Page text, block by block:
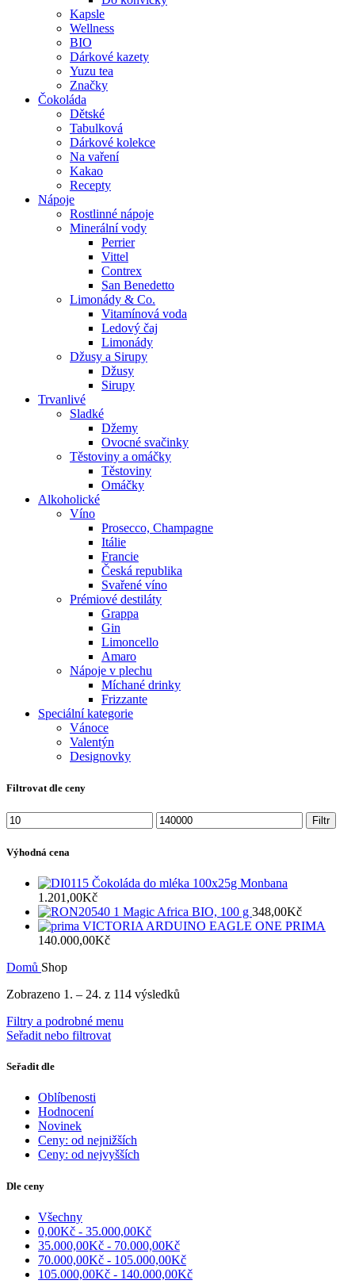
Kapsle
Wellness
BIO
Dárkové kazety
Yuzu tea
Značky
Čokoláda
Dětské
Tabulková
Dárkové kolekce
Na vaření
Kakao
Recepty
Nápoje
Rostlinné nápoje
Minerální vody
Perrier
Vittel
Contrex
San Benedetto
Limonády & Co.
Vitamínová voda
Ledový čaj
Limonády
Džusy a Sirupy
Džusy
Sirupy
Trvanlivé
Sladké
Džemy
Ovocné svačinky
Těstoviny a omáčky
Těstoviny
Omáčky
Alkoholické
Víno
Prosecco, Champagne
Itálie
Francie
Česká republika
Svařené víno
Prémiové destiláty
Grappa
Gin
Limoncello
Amaro
Nápoje v plechu
Míchané drinky
Frizzante
Speciální kategorie
Vánoce
Valentýn
Designovky
Filtrovat dle ceny
Minimální
cena
Maximální
cena
Filtr
Výhodná cena
Čokoláda do mléka 100x25g Monbana
1.201,00Kč
Magic Africa BIO, 100 g 348,00Kč
VICTORIA ARDUINO EAGLE ONE PRIMA
140.000,00Kč
Domů Shop
Zobrazeno 1. – 24. z 114 výsledků
Filtry a podrobné menu
Seřadit nebo filtrovat
Seřadit dle
Oblíbenosti
Hodnocení
Novinek
Ceny: od nejnižších
Ceny: od nejvyšších
Dle ceny
Všechny
0,00Kč - 35.000,00Kč
35.000,00Kč - 70.000,00Kč
70.000,00Kč - 105.000,00Kč
105.000,00Kč - 140.000,00Kč